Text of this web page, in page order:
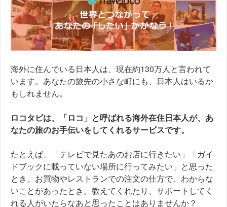
海外に住んでいる日本人は、現在約130万人と言われて
います。あなたの旅先の小さな町にも、日本人はいるか
もしれません。
ロコタビは、「ロコ」と呼ばれる海外在住日本人が、あ
なたの旅のお手伝いをしてくれるサービスです。
たとえば、「テレビで見たあのお店に行きたい」「ガイ
ドブックに載っていない場所に行ってみたい」と思った
とき。お買物やレストランでの注文の仕方で、わからな
いことがあったとき。教えてくれたり、サポートしてく
れる人がいたらなあと思ったことはありませんか？